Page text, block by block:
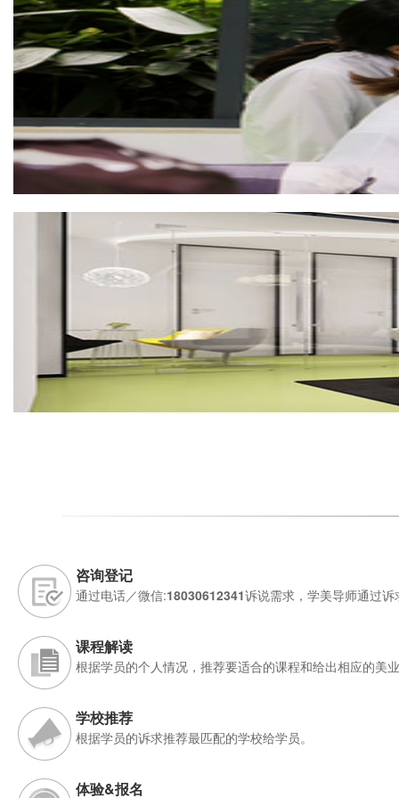
咨询登记
通过电话／微信:18030612341诉说需求，学美导师通过
课程解读
根据学员的个人情况，推荐要适合的课程和给出相应的美
学校推荐
根据学员的诉求推荐最匹配的学校给学员。
体验&报名